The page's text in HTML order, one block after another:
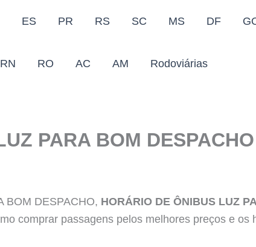
ES PR RS SC MS DF
RN RO AC AM Rodoviárias
PARA BOM DESPACHO
BOM DESPACHO, HORÁRIO DE ÔNIBUS LUZ
comprar passagens pelos melhores preços e os